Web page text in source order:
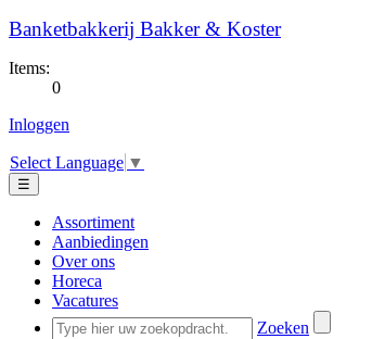
Banketbakkerij Bakker & Koster
Items:
0
Inloggen
Select Language ▼
☰
Assortiment
Aanbiedingen
Over ons
Horeca
Vacatures
Zoeken